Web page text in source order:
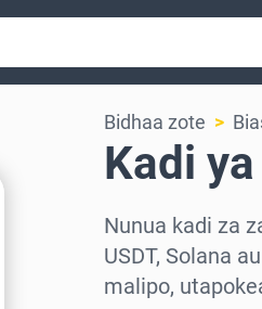
Bidhaa zote
Kadi
Nunua kadi za
USDT, Solana
malipo,